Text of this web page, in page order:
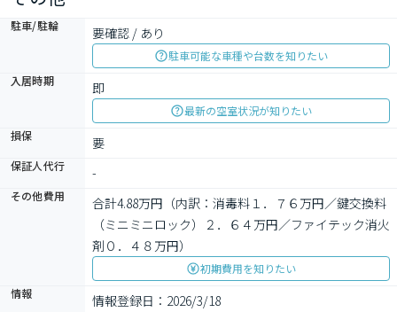
駐車/駐輪 要確認 / あり
駐車可能な車種や台数を知りたい
入居時期
即
最新の空室状況が知りたい
損保
要
保証人代行 -
その他費用
合計4.88万円（内訳：消毒料１．７６万円／鍵交換料
（ミニミニロック）２．６４万円／ファイテック消火
剤０．４８万円）
初期費用を知りたい
情報
情報登録日：2026/3/18